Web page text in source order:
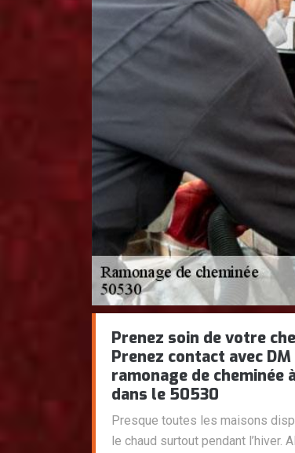
Prenez soin de votre
Prenez contact avec
ramonage de cheminée
dans le 50530
Presque toutes les maisons
le chaud surtout pendant